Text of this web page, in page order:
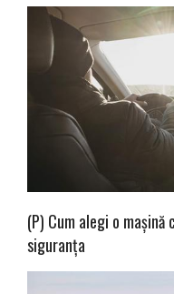
(P) Cum alegi o
siguranța